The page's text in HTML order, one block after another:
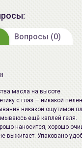
при
или пенку/мусс
см. на упаковке
Москва, 1-ый
проезд, дом 2,
Москва, 1-ый
проезд, дом 2,
Вопросы (0)
масла на высоте.
с глаз — никакой
никакой ощутимой
ещё каплей геля.
наносится, хорошо
выжигает. Упаковано